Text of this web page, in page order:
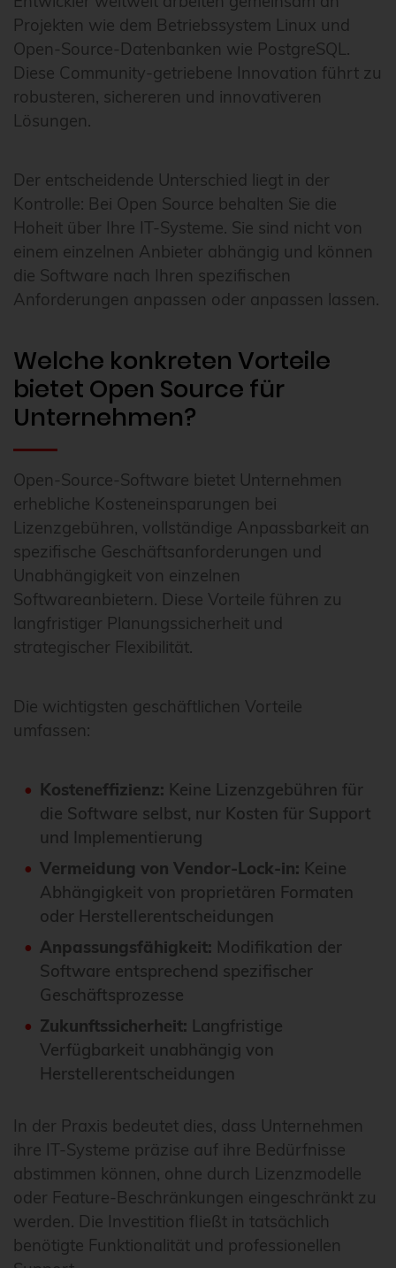
Projekten wie dem Betriebssystem Linux und
Open-Source-Datenbanken wie PostgreSQL.
Diese Community-getriebene Innovation führt zu
robusteren, sichereren und innovativeren
Lösungen.
Der entscheidende Unterschied liegt in der
Kontrolle: Bei Open Source behalten Sie die
Hoheit über Ihre IT-Systeme. Sie sind nicht von
einem einzelnen Anbieter abhängig und können
die Software nach Ihren spezifischen
Anforderungen anpassen oder anpassen lassen.
Welche konkreten Vorteile
bietet Open Source für
Unternehmen?
Open-Source-Software bietet Unternehmen
erhebliche Kosteneinsparungen bei
Lizenzgebühren, vollständige Anpassbarkeit an
spezifische Geschäftsanforderungen und
Unabhängigkeit von einzelnen
Softwareanbietern. Diese Vorteile führen zu
langfristiger Planungssicherheit und
strategischer Flexibilität.
Die wichtigsten geschäftlichen Vorteile
umfassen:
Kosteneffizienz: Keine Lizenzgebühren für
die Software selbst, nur Kosten für Support
und Implementierung
Vermeidung von Vendor-Lock-in: Keine
Abhängigkeit von proprietären Formaten
oder Herstellerentscheidungen
Anpassungsfähigkeit: Modifikation der
Software entsprechend spezifischer
Geschäftsprozesse
Zukunftssicherheit: Langfristige
Verfügbarkeit unabhängig von
Herstellerentscheidungen
In der Praxis bedeutet dies, dass Unternehmen
ihre IT-Systeme präzise auf ihre Bedürfnisse
abstimmen können, ohne durch Lizenzmodelle
oder Feature-Beschränkungen eingeschränkt zu
werden. Die Investition fließt in tatsächlich
benötigte Funktionalität und professionellen